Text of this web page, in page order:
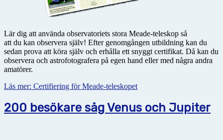
Lär dig att använda observatoriets stora Meade-teleskop så
att du kan observera själv! Efter genomgången utbildning kan du
sedan prova att köra själv och erhålla ett snyggt certifikat. Då kan du
observera och astrofotografera på egen hand eller med några andra
amatörer.
Läs mer: Certifiering för Meade-teleskopet
200 besökare såg Venus och Jupiter